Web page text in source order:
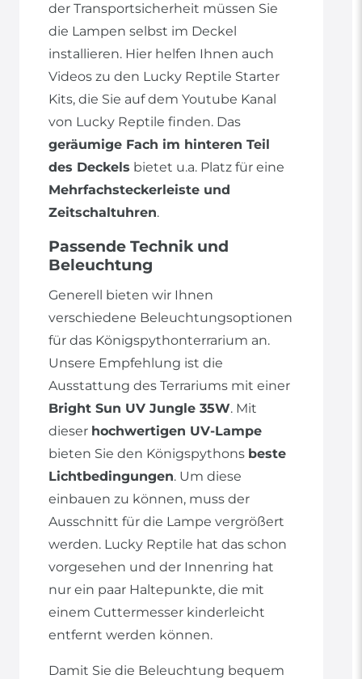
der Transportsicherheit müssen Sie
die Lampen selbst im Deckel
installieren. Hier helfen Ihnen auch
Videos zu den Lucky Reptile Starter
Kits, die Sie auf dem Youtube Kanal
von Lucky Reptile finden. Das
geräumige Fach im hinteren Teil
des Deckels bietet u.a. Platz für eine
Mehrfachsteckerleiste und
Zeitschaltuhren.
Passende Technik und
Beleuchtung
Generell bieten wir Ihnen
verschiedene Beleuchtungsoptionen
für das Königspythonterrarium an.
Unsere Empfehlung ist die
Ausstattung des Terrariums mit einer
Bright Sun UV Jungle 35W. Mit
dieser hochwertigen UV-Lampe
bieten Sie den Königspythons beste
Lichtbedingungen. Um diese
einbauen zu können, muss der
Ausschnitt für die Lampe vergrößert
werden. Lucky Reptile hat das schon
vorgesehen und der Innenring hat
nur ein paar Haltepunkte, die mit
einem Cuttermesser kinderleicht
entfernt werden können.
Damit Sie die Beleuchtung bequem